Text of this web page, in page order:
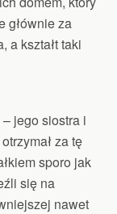
głównie za
a kształt taki
jego siostra i
za tę
sporo jak
się na
nawet